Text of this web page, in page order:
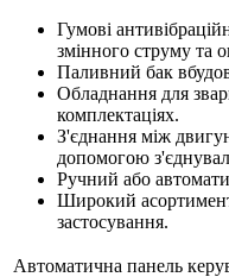
Гумові
змінного струму та
Паливний бак
Обладнання для
комплектаціях.
З'єднання між
допомогою
Ручний або
Широкий асортимент
застосування.
Автоматична панель